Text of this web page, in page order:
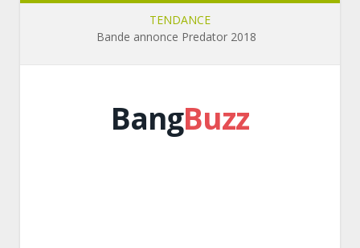
TENDANCE
Bande annonce Predator 2018
BangBuzz